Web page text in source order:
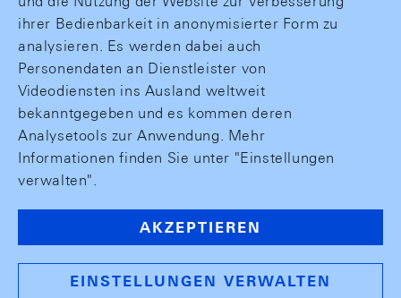
ihrer Bedienbarkeit in anonymisierter Form zu
analysieren. Es werden dabei auch
Personendaten an Dienstleister von
Videodiensten ins Ausland weltweit
bekanntgegeben und es kommen deren
Analysetools zur Anwendung. Mehr
Informationen finden Sie unter "Einstellungen
verwalten".
AKZEPTIEREN
EINSTELLUNGEN VERWALTEN